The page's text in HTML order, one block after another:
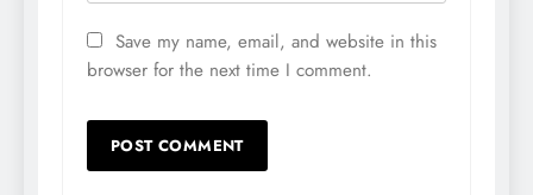
Save my name, email, and website in this
browser for the next time I comment.